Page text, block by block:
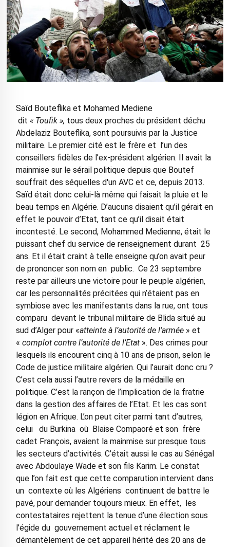
Saïd Bouteflika et Mohamed Mediene
dit « Toufik », tous deux proches du président déchu
Abdelaziz Bouteflika, sont poursuivis par la Justice
militaire. Le premier cité est le frère et l’un des
conseillers fidèles de l’ex-président algérien. Il avait la
mainmise sur le sérail politique depuis que Boutef
souffrait des séquelles d'un AVC et ce, depuis 2013.
Saïd était donc celui-là même qui faisait la pluie et le
beau temps en Algérie. D’aucuns disaient qu’il gérait en
effet le pouvoir d’Etat, tant ce qu’il disait était
incontesté. Le second, Mohammed Medienne, était le
puissant chef du service de renseignement durant 25
ans. Et il était craint à telle enseigne qu’on avait peur
de prononcer son nom en public. Ce 23 septembre
reste par ailleurs une victoire pour le peuple algérien,
car les personnalités précitées qui n’étaient pas en
symbiose avec les manifestants dans la rue, ont tous
comparu devant le tribunal militaire de Blida situé au
sud d’Alger pour «atteinte à l’autorité de l’armée» et
« complot contre l’autorité de l’Etat». Des crimes pour
lesquels ils encourent cinq à 10 ans de prison, selon le
Code de justice militaire algérien. Qui l’aurait donc cru ?
C’est cela aussi l’autre revers de la médaille en
politique. C’est la rançon de l’implication de la fratrie
dans la gestion des affaires de l’Etat. Et les cas sont
légion en Afrique. L’on peut citer parmi tant d’autres,
celui du Burkina où Blaise Compaoré et son frère
cadet François, avaient la mainmise sur presque tous
les secteurs d’activités. C’était aussi le cas au Sénégal
avec Abdoulaye Wade et son fils Karim. Le constat
que l’on fait est que cette comparution intervient dans
un contexte où les Algériens continuent de battre le
pavé, pour demander toujours mieux. En effet, les
contestataires rejettent la tenue d’une élection sous
l’égide du gouvernement actuel et réclament le
démantèlement de cet appareil hérité des 20 ans de